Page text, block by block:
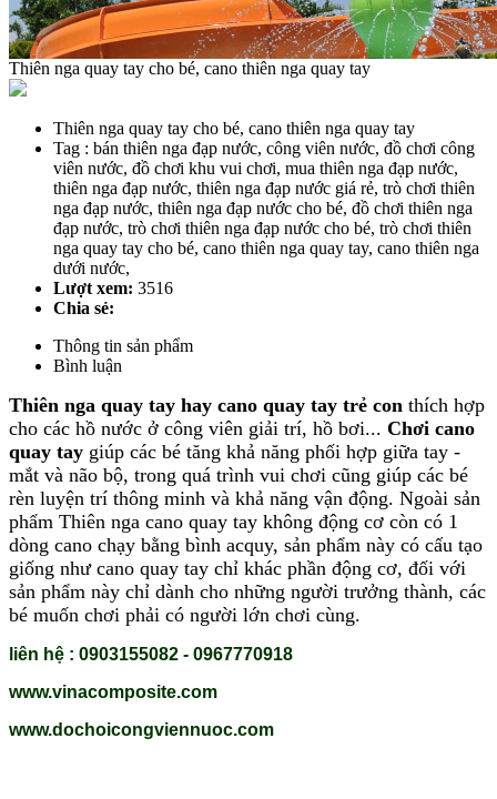
Thiên nga quay tay cho bé, cano thiên nga quay tay
Thiên nga quay tay cho bé, cano thiên nga quay tay
Tag : bán thiên nga đạp nước, công viên nước, đồ chơi công
viên nước, đồ chơi khu vui chơi, mua thiên nga đạp nước,
thiên nga đạp nước, thiên nga đạp nước giá rẻ, trò chơi thiên
nga đạp nước, thiên nga đạp nước cho bé, đồ chơi thiên nga
đạp nước, trò chơi thiên nga đạp nước cho bé, trò chơi thiên
nga quay tay cho bé, cano thiên nga quay tay, cano thiên nga
dưới nước,
Lượt xem: 3516
Chia sẻ:
Thông tin sản phẩm
Bình luận
Thiên nga quay tay hay cano quay tay trẻ con thích hợp
cho các hồ nước ở công viên giải trí, hồ bơi... Chơi cano
quay tay giúp các bé tăng khả năng phối hợp giữa tay -
mắt và não bộ, trong quá trình vui chơi cũng giúp các bé
rèn luyện trí thông minh và khả năng vận động. Ngoài sản
phẩm Thiên nga cano quay tay không động cơ còn có 1
dòng cano chạy bằng bình acquy, sản phẩm này có cấu tạo
giống như cano quay tay chỉ khác phần động cơ, đối với
sản phẩm này chỉ dành cho những người trưởng thành, các
bé muốn chơi phải có người lớn chơi cùng.
liên hệ : 0903155082 - 0967770918
www.vinacomposite.com
www.dochoicongviennuoc.com